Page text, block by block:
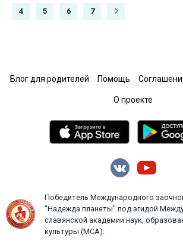
4 5 6 7
Блог для родителей Помощь
О проекте
Победитель Международного
"Надежда планеты" под эгидой
славянской академии наук,
культуры (МСА).